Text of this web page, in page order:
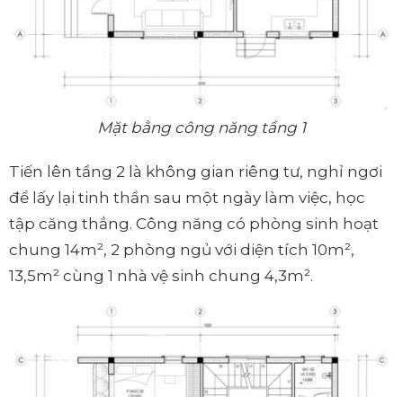
Mặt bằng công năng tầng 1
Tiến lên tầng 2 là không gian riêng tư, nghỉ ngơi
để lấy lại tinh thần sau một ngày làm việc, học
tập căng thẳng. Công năng có phòng sinh hoạt
chung 14m², 2 phòng ngủ với diện tích 10m²,
13,5m² cùng 1 nhà vệ sinh chung 4,3m².